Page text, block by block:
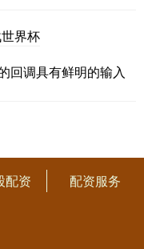
界杯
回调具有鲜明的输入
配资 配资服务